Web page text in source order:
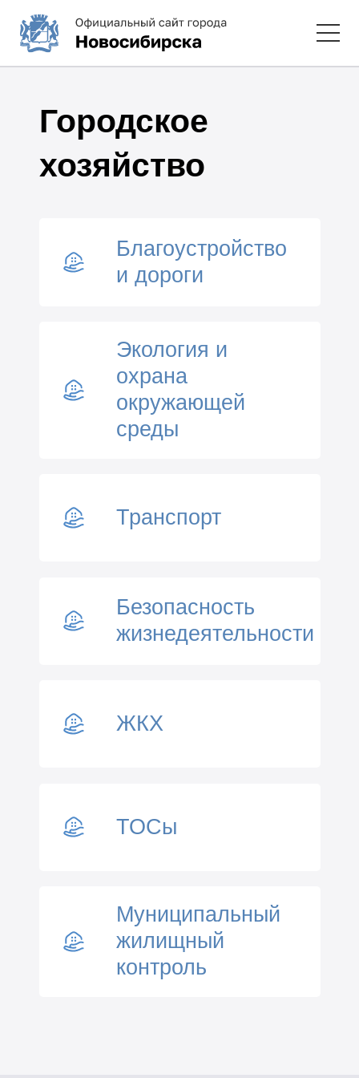
Городское
хозяйство
Благоустройство
и дороги
Экология и
охрана
окружающей
среды
Транспорт
Безопасность
жизнедеятельности
ЖКХ
ТОСы
Муниципальный
жилищный
контроль